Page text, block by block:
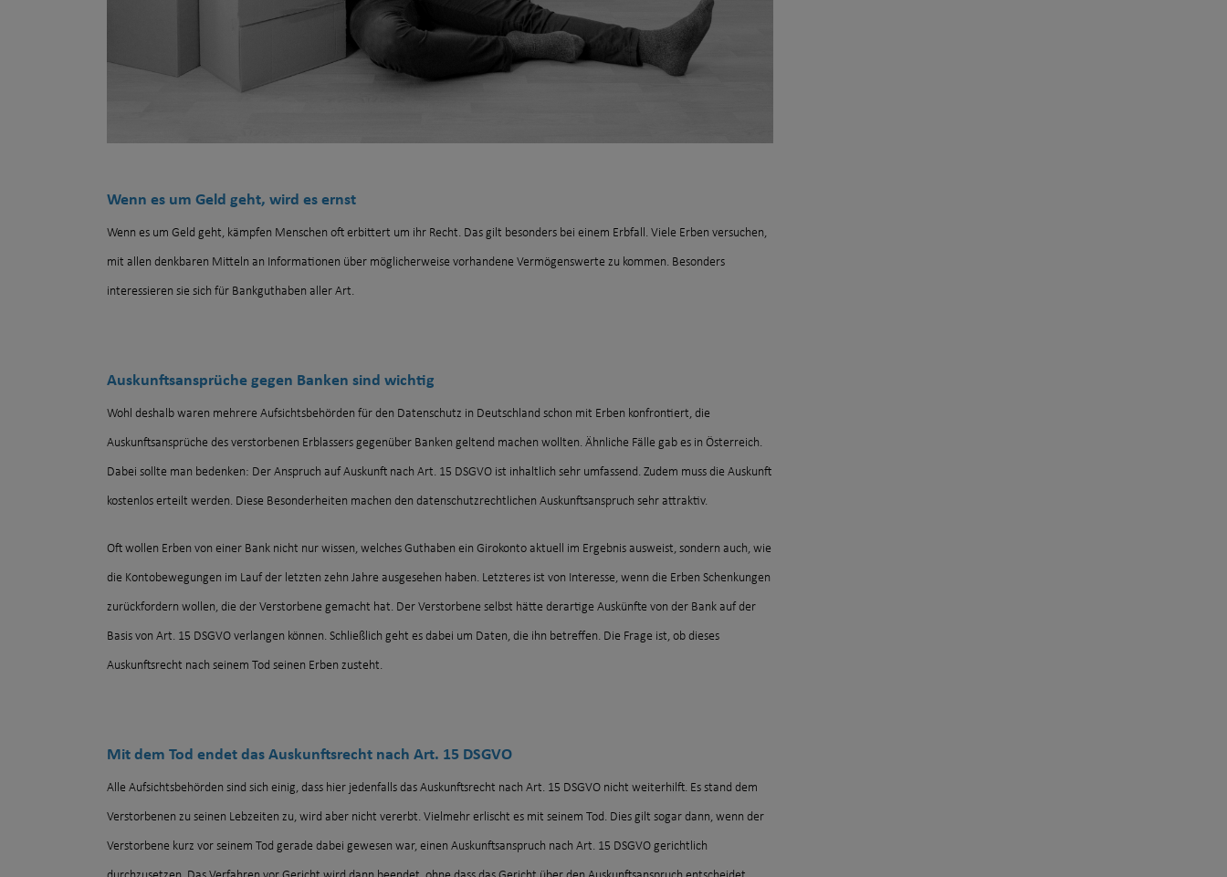
Wenn es um Geld geht, wird es ernst
Wenn es um Geld geht, kämpfen Menschen oft erbittert um ihr Recht. Das gilt besonders bei einem Erbfall. Viele Erben versuchen,
mit allen denkbaren Mitteln an Informationen über möglicherweise vorhandene Vermögenswerte zu kommen. Besonders
interessieren sie sich für Bankguthaben aller Art.
Auskunftsansprüche gegen Banken sind wichtig
Wohl deshalb waren mehrere Aufsichtsbehörden für den Datenschutz in Deutschland schon mit Erben konfrontiert, die
Auskunftsansprüche des verstorbenen Erblassers gegenüber Banken geltend machen wollten. Ähnliche Fälle gab es in Österreich.
Dabei sollte man bedenken: Der Anspruch auf Auskunft nach Art. 15 DSGVO ist inhaltlich sehr umfassend. Zudem muss die Auskunft
kostenlos erteilt werden. Diese Besonderheiten machen den datenschutzrechtlichen Auskunftsanspruch sehr attraktiv.
Oft wollen Erben von einer Bank nicht nur wissen, welches Guthaben ein Girokonto aktuell im Ergebnis ausweist, sondern auch, wie
die Kontobewegungen im Lauf der letzten zehn Jahre ausgesehen haben. Letzteres ist von Interesse, wenn die Erben Schenkungen
zurückfordern wollen, die der Verstorbene gemacht hat. Der Verstorbene selbst hätte derartige Auskünfte von der Bank auf der
Basis von Art. 15 DSGVO verlangen können. Schließlich geht es dabei um Daten, die ihn betreffen. Die Frage ist, ob dieses
Auskunftsrecht nach seinem Tod seinen Erben zusteht.
Mit dem Tod endet das Auskunftsrecht nach Art. 15 DSGVO
Alle Aufsichtsbehörden sind sich einig, dass hier jedenfalls das Auskunftsrecht nach Art. 15 DSGVO nicht weiterhilft. Es stand dem
Verstorbenen zu seinen Lebzeiten zu, wird aber nicht vererbt. Vielmehr erlischt es mit seinem Tod. Dies gilt sogar dann, wenn der
Verstorbene kurz vor seinem Tod gerade dabei gewesen war, einen Auskunftsanspruch nach Art. 15 DSGVO gerichtlich